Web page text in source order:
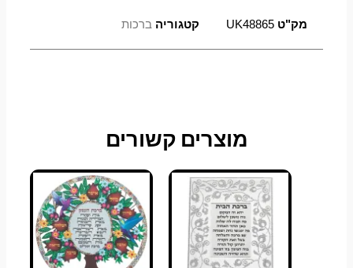
מק"טUK48865 קטגוריה ברכות
מוצרים קשורים